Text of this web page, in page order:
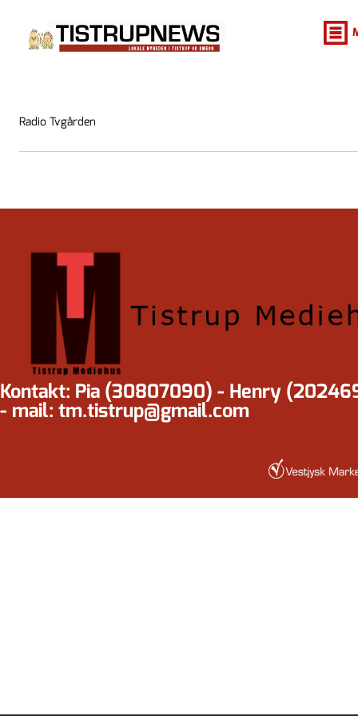
Radio Tvgården
Kontakt: Pia (30807090) - Henry
- mail: tm.tistrup@gmail.com